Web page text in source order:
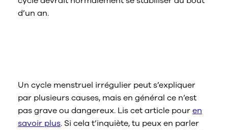
d’un an.
Un cycle menstruel irrégulier peut s’expliquer
par plusieurs causes, mais en général ce n’est
pas grave ou dangereux. Lis cet article pouren
savoir plus. Si cela t’inquiète, tu peux en parler